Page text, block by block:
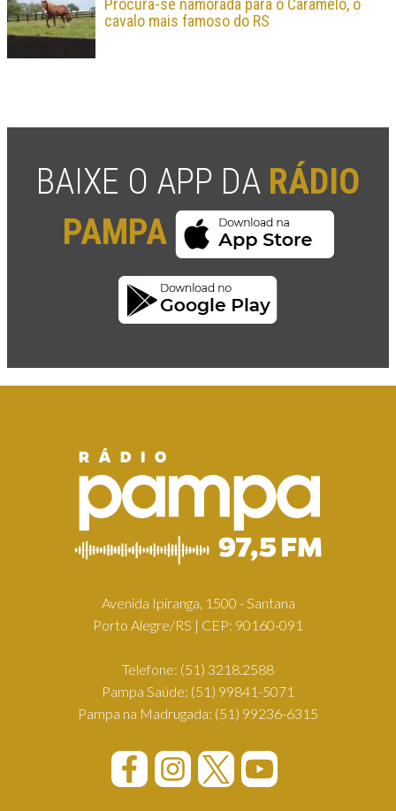
Procura-se namorada para o Caramelo, o
cavalo mais famoso do RS
BAIXE O APP DA RÁDIO
PAMPA
Avenida Ipiranga, 1500 - Santana
Porto Alegre/RS | CEP: 90160-091
Telefone: (51) 3218.2588
Pampa Saúde: (51) 99841-5071
Pampa na Madrugada: (51) 99236-6315